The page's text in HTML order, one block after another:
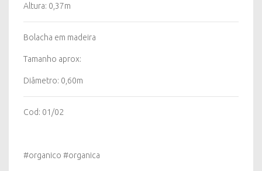
Altura: 0,37m
Bolacha em madeira
Tamanho aprox:
Diâmetro: 0,60m
Cod: 01/02
#organico #organica